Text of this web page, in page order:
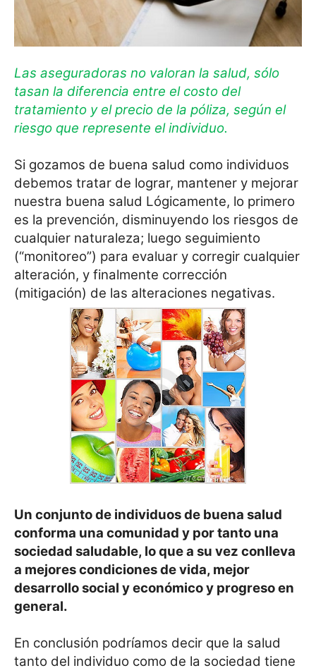
Las aseguradoras no valoran la salud, sólo
tasan la diferencia entre el costo del
tratamiento y el precio de la póliza, según el
riesgo que represente el individuo.
Si gozamos de buena salud como individuos
debemos tratar de lograr, mantener y mejorar
nuestra buena salud Lógicamente, lo primero
es la prevención, disminuyendo los riesgos de
cualquier naturaleza; luego seguimiento
(“monitoreo”) para evaluar y corregir cualquier
alteración, y finalmente corrección
(mitigación) de las alteraciones negativas.
Un conjunto de individuos de buena salud
conforma una comunidad y por tanto una
sociedad saludable, lo que a su vez conlleva
a mejores condiciones de vida, mejor
desarrollo social y económico y progreso en
general.
En conclusión podríamos decir que la salud
tanto del individuo como de la sociedad tiene